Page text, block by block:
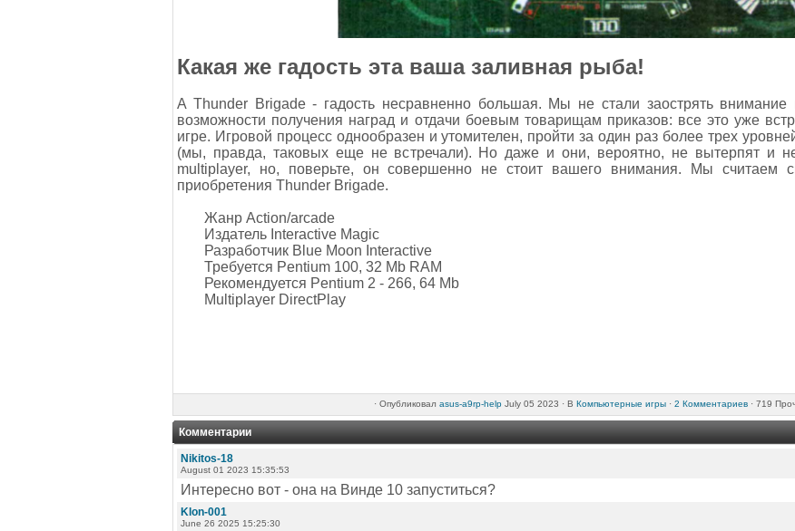
Какая же гадость эта ваша заливная рыба!
A Thunder Brigade - гадость несравненно большая. Мы не стали заострять
возможности получения наград и отдачи боевым товарищам приказов: все это уже
игре. Игровой процесс однообразен и утомителен, пройти за один раз более трех
(мы, правда, таковых еще не встречали). Но даже и они, вероятно, не вытерпят и
multiplayer, но, поверьте, он совершенно не стоит вашего внимания. Мы считаем
приобретения Thunder Brigade.
Жанр Action/arcade
Издатель Interactive Magic
Разработчик Blue Moon Interactive
Требуется Pentium 100, 32 Mb RAM
Рекомендуется Pentium 2 - 266, 64 Mb
Multiplayer DirectPlay
· Опубликовал asus-a9rp-help July 05 2023 · В Компьютерные игры · 2 Комментариев · 719
Комментарии
Nikitos-18
August 01 2023 15:35:53
Интересно вот - она на Винде 10 запуститься?
Klon-001
June 26 2025 15:25:30